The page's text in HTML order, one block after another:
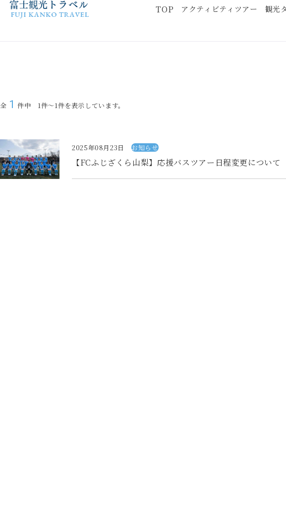
TOP アクティビティツアー 観光
TOP アクティビティツアー 観光
全 1 件中 1件～1件を表示しています。
2025年08月23日 お知らせ
【FCふじざくら山梨】応援バスツアー日程変更について
観光タクシー
荷物お預かりサービス